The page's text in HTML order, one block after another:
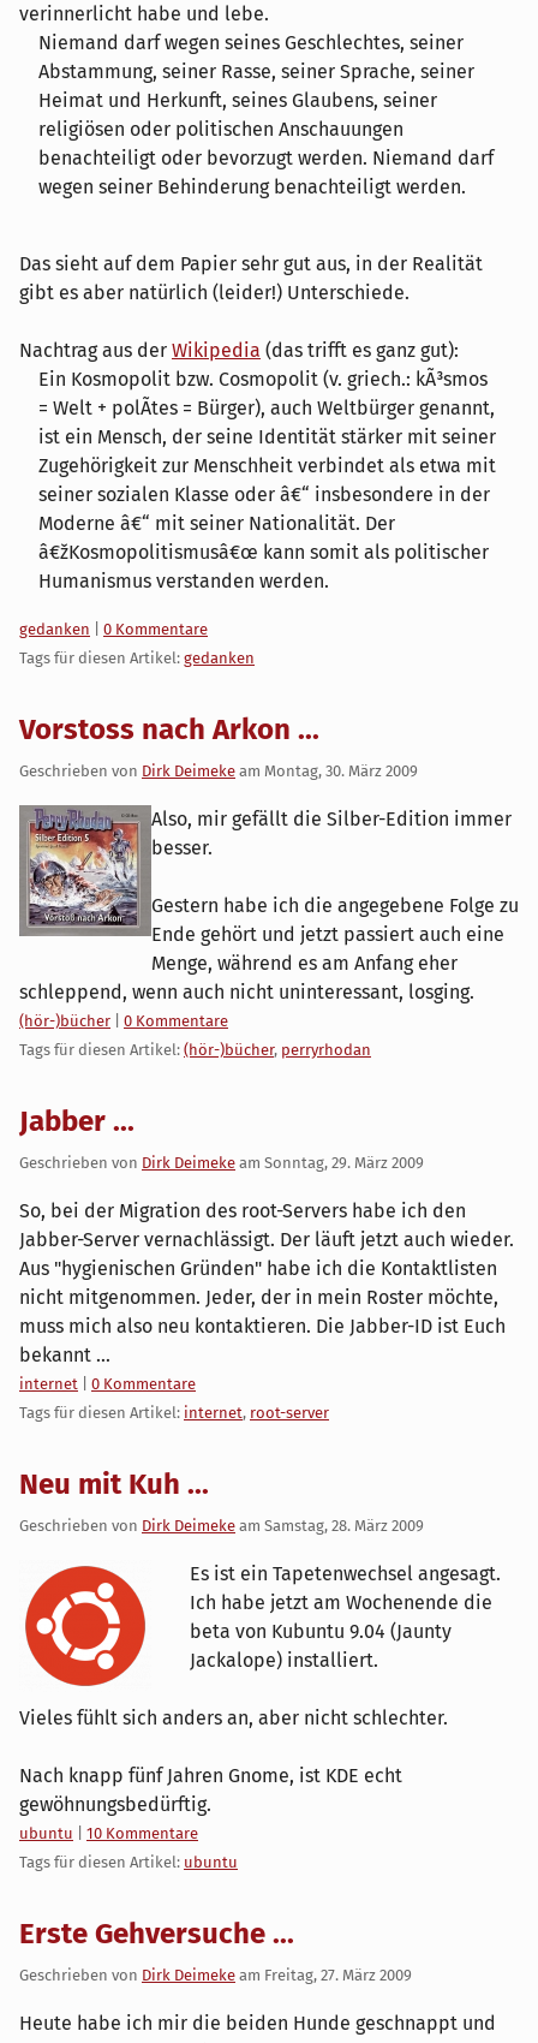
verinnerlicht habe und lebe.
Niemand darf wegen seines Geschlechtes, seiner
Abstammung, seiner Rasse, seiner Sprache, seiner
Heimat und Herkunft, seines Glaubens, seiner
religiösen oder politischen Anschauungen
benachteiligt oder bevorzugt werden. Niemand darf
wegen seiner Behinderung benachteiligt werden.
Das sieht auf dem Papier sehr gut aus, in der Realität
gibt es aber natürlich (leider!) Unterschiede.
Nachtrag aus der Wikipedia (das trifft es ganz gut):
Ein Kosmopolit bzw. Cosmopolit (v. griech.: kÃ³smos
= Welt + polÃ­tes = Bürger), auch Weltbürger genannt,
ist ein Mensch, der seine Identität stärker mit seiner
Zugehörigkeit zur Menschheit verbindet als etwa mit
seiner sozialen Klasse oder â€“ insbesondere in der
Moderne â€“ mit seiner Nationalität. Der
â€žKosmopolitismusâ€œ kann somit als politischer
Humanismus verstanden werden.
Kategorien:
gedanken
0 Kommentare
Tags für diesen Artikel: gedanken
Vorstoss nach Arkon ...
Geschrieben von Dirk Deimeke am Montag, 30. März 2009
Also, mir gefällt die Silber-Edition immer
besser.
Gestern habe ich die angegebene Folge zu
Ende gehört und jetzt passiert auch eine
Menge, während es am Anfang eher
schleppend, wenn auch nicht uninteressant, losging.
Kategorien:
(hör-)bücher
0 Kommentare
Tags für diesen Artikel: (hör-)bücher, perryrhodan
Jabber ...
Geschrieben von Dirk Deimeke am Sonntag, 29. März 2009
So, bei der Migration des root-Servers habe ich den
Jabber-Server vernachlässigt. Der läuft jetzt auch wieder.
Aus "hygienischen Gründen" habe ich die Kontaktlisten
nicht mitgenommen. Jeder, der in mein Roster möchte,
muss mich also neu kontaktieren. Die Jabber-ID ist Euch
bekannt ...
Kategorien:
internet
0 Kommentare
Tags für diesen Artikel: internet, root-server
Neu mit Kuh ...
Geschrieben von Dirk Deimeke am Samstag, 28. März 2009
Es ist ein Tapetenwechsel angesagt.
Ich habe jetzt am Wochenende die
beta von Kubuntu 9.04 (Jaunty
Jackalope) installiert.
Vieles fühlt sich anders an, aber nicht schlechter.
Nach knapp fünf Jahren Gnome, ist KDE echt
gewöhnungsbedürftig.
Kategorien:
ubuntu
10 Kommentare
Tags für diesen Artikel: ubuntu
Erste Gehversuche ...
Geschrieben von Dirk Deimeke am Freitag, 27. März 2009
Heute habe ich mir die beiden Hunde geschnappt und